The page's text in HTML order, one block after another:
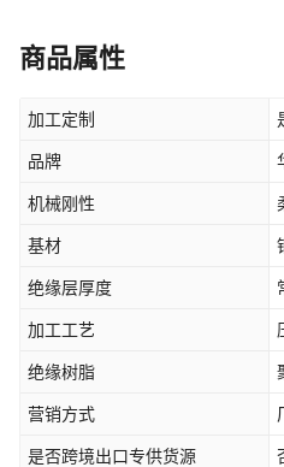
商品属性
加工定制
品牌
机械刚性
基材
绝缘层厚度
加工工艺
绝缘树脂
营销方式
是否跨境出口专供货源